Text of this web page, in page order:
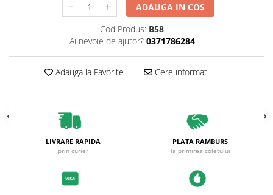
ADAUGA IN COS
Cod Produs: B58
Ai nevoie de ajutor? 0371786284
Adauga la Favorite Cere informatii
LIVRARE RAPIDA
prin curier
PLATA RAMBURS
la primirea coletului